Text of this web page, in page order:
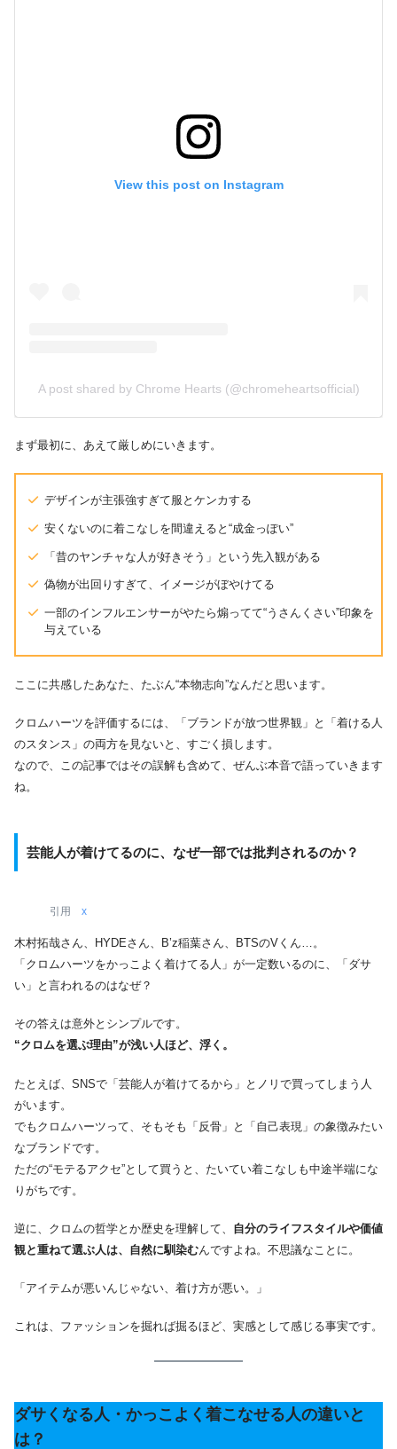
View this post on Instagram
A post shared by Chrome Hearts (@chromeheartsofficial)
まず最初に、あえて厳しめにいきます。
デザインが主張強すぎて服とケンカする
安くないのに着こなしを間違えると“成金っぽい”
「昔のヤンチャな人が好きそう」という先入観がある
偽物が出回りすぎて、イメージがぼやけてる
一部のインフルエンサーがやたら煽ってて“うさんくさい”印象を
与えている
ここに共感したあなた、たぶん“本物志向”なんだと思います。
クロムハーツを評価するには、「ブランドが放つ世界観」と「着ける人
のスタンス」の両方を見ないと、すごく損します。
なので、この記事ではその誤解も含めて、ぜんぶ本音で語っていきます
ね。
芸能人が着けてるのに、なぜ一部では批判されるのか？
引用 x
木村拓哉さん、HYDEさん、B’z稲葉さん、BTSのVくん…。
「クロムハーツをかっこよく着けてる人」が一定数いるのに、「ダサ
い」と言われるのはなぜ？
その答えは意外とシンプルです。
“クロムを選ぶ理由”が浅い人ほど、浮く。
たとえば、SNSで「芸能人が着けてるから」とノリで買ってしまう人
がいます。
でもクロムハーツって、そもそも「反骨」と「自己表現」の象徴みたい
なブランドです。
ただの“モテるアクセ”として買うと、たいてい着こなしも中途半端にな
りがちです。
逆に、クロムの哲学とか歴史を理解して、 自分のライフスタイルや価値
観と重ねて選ぶ人は、自然に馴染むんですよね。不思議なことに。
「アイテムが悪いんじゃない、着け方が悪い。」
これは、ファッションを掘れば掘るほど、実感として感じる事実です。
ダサくなる人・かっこよく着こなせる人の違いと
は？